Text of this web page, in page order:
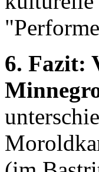
6. Fazit: